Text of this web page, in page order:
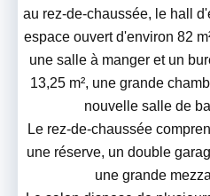
au rez-de-chaussée, le hall
espace ouvert d'environ 82
une salle à manger et un
13,25 m², une grande
nouvelle salle de
Le rez-de-chaussée
une réserve, un double
une grande